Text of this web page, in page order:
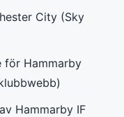
City (Sky
för Hammarby
Hammarby IF